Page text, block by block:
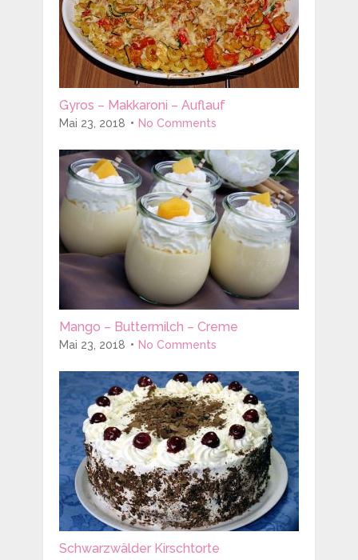
Gyros – Makkaroni – Auflauf
Mai 23, 2018 No Comments
Mango – Buttermilch – Creme
Mai 23, 2018 No Comments
Schwarzwälder Kirschtorte